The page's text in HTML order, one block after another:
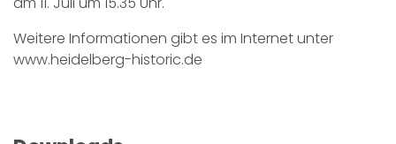
Weitere Informationen gibt es im Internet unter
www.heidelberg-historic.de